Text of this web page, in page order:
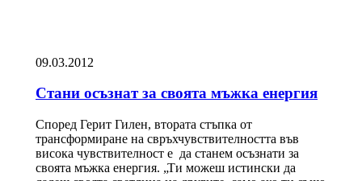
09.03.2012
Стани осъзнат за своята мъжка енергия
Според Герит Гилен, втората стъпка от
трансформиране на свръхчувствителността във
висока чувствителност е да станем осъзнати за
своята мъжка енергия. „Ти можеш истински да